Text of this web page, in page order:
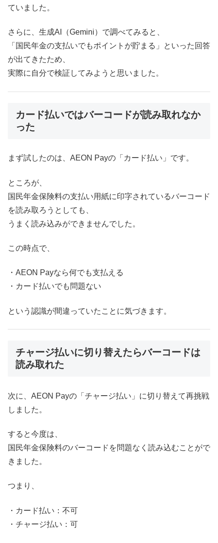
ていました。
さらに、生成AI（Gemini）で調べてみると、
「国民年金の支払いでもポイントが貯まる」といった回答
が出てきたため、
実際に自分で検証してみようと思いました。
カード払いではバーコードが読み取れなか
った
まず試したのは、AEON Payの「カード払い」です。
ところが、
国民年金保険料の支払い用紙に印字されているバーコード
を読み取ろうとしても、
うまく読み込みができませんでした。
この時点で、
・AEON Payなら何でも支払える
・カード払いでも問題ない
という認識が間違っていたことに気づきます。
チャージ払いに切り替えたらバーコードは
読み取れた
次に、AEON Payの「チャージ払い」に切り替えて再挑戦
しました。
すると今度は、
国民年金保険料のバーコードを問題なく読み込むことがで
きました。
つまり、
・カード払い：不可
・チャージ払い：可